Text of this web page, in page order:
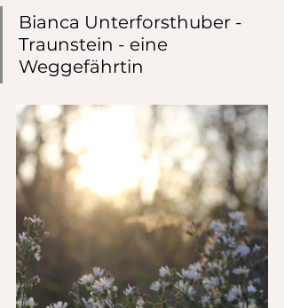
Bianca Unterforsthuber -
Traunstein - eine
Weggefährtin